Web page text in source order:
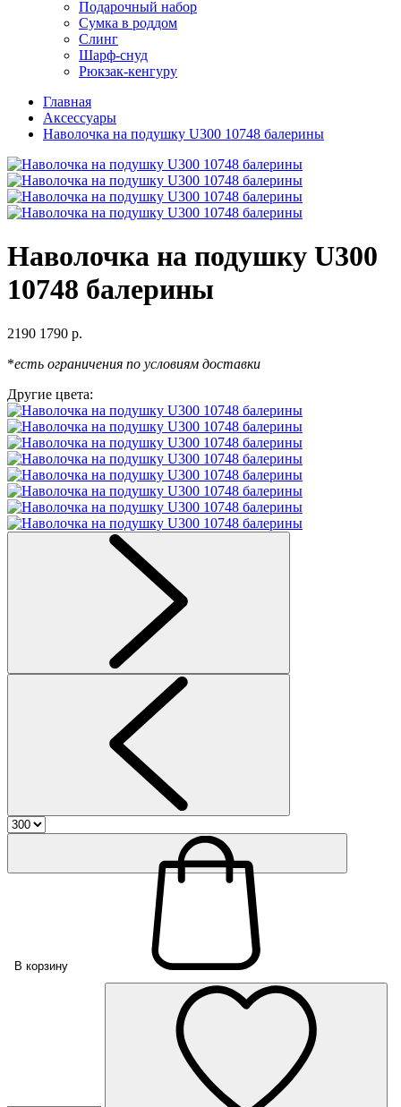
Подарочный набор
Сумка в роддом
Слинг
Шарф-снуд
Рюкзак-кенгуру
Главная
Аксессуары
Наволочка на подушку U300 10748 балерины
Наволочка на подушку U300
10748 балерины
2190 1790 р.
*есть ограничения по условиям доставки
Другие цвета:
В корзину